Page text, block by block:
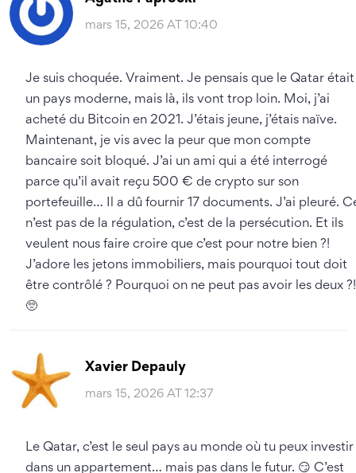
mars 15, 2026 AT 10:40
Je suis choquée. Vraiment. Je pensais que le Qatar était
un pays moderne, mais là, ils vont trop loin. Moi, j’ai
acheté du Bitcoin en 2021. J’étais jeune, j’étais naïve.
Maintenant, je vis avec la peur que mon compte
bancaire soit bloqué. J’ai un ami qui a été interrogé
parce qu’il avait reçu 500 € de crypto sur son
portefeuille… Il a dû fournir 17 documents. J’ai pleuré.
n’est pas de la régulation, c’est de la persécution. Et ils
veulent nous faire croire que c’est pour notre bien ?!
J’adore les jetons immobiliers, mais pourquoi tout doit
être contrôlé ? Pourquoi on ne peut pas avoir les deux
🥺
Xavier Depauly
mars 15, 2026 AT 12:37
Le Qatar, c’est le seul pays au monde où tu peux investir
dans un appartement… mais pas dans le futur. 😏 C’est